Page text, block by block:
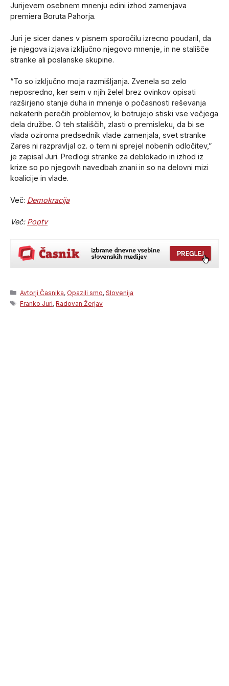
Jurijevem osebnem mnenju edini izhod zamenjava
premiera Boruta Pahorja.
Juri je sicer danes v pisnem sporočilu izrecno poudaril, da
je njegova izjava izključno njegovo mnenje, in ne stališče
stranke ali poslanske skupine.
“To so izključno moja razmišljanja. Zvenela so zelo
neposredno, ker sem v njih želel brez ovinkov opisati
razširjeno stanje duha in mnenje o počasnosti reševanja
nekaterih perečih problemov, ki botrujejo stiski vse večjega
dela družbe. O teh stališčih, zlasti o premisleku, da bi se
vlada oziroma predsednik vlade zamenjala, svet stranke
Zares ni razpravljal oz. o tem ni sprejel nobenih odločitev,”
je zapisal Juri. Predlogi stranke za deblokado in izhod iz
krize so po njegovih navedbah znani in so na delovni mizi
koalicije in vlade.
Več: Demokracija
Več: Poptv
Categories
Avtorji Časnika, Opazili smo,Slovenija
Tags
Franko Juri,Radovan Žerjav